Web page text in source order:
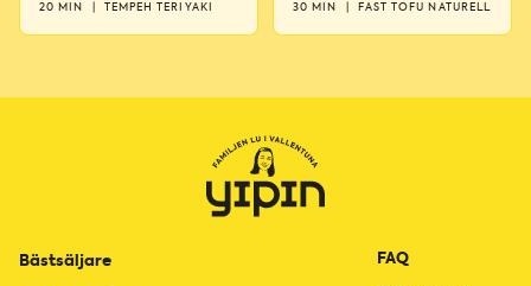
20 MIN TEMPEH TERIYAKI 30 MIN FAST TOFU NATURELL
Bästsäljare FAQ